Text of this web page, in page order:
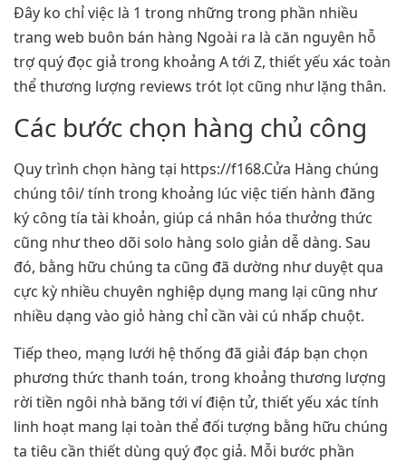
Đây ko chỉ việc là 1 trong những trong phần nhiều
trang web buôn bán hàng Ngoài ra là căn nguyên hỗ
trợ quý đọc giả trong khoảng A tới Z, thiết yếu xác toàn
thể thương lượng reviews trót lọt cũng như lặng thân.
Các bước chọn hàng chủ công
Quy trình chọn hàng tại https://f168.Cửa Hàng chúng
chúng tôi/ tính trong khoảng lúc việc tiến hành đăng
ký công tía tài khoản, giúp cá nhân hóa thưởng thức
cũng như theo dõi solo hàng solo giản dễ dàng. Sau
đó, bằng hữu chúng ta cũng đã dường như duyệt qua
cực kỳ nhiều chuyên nghiệp dụng mang lại cũng như
nhiều dạng vào giỏ hàng chỉ cần vài cú nhấp chuột.
Tiếp theo, mạng lưới hệ thống đã giải đáp bạn chọn
phương thức thanh toán, trong khoảng thương lượng
rời tiền ngôi nhà băng tới ví điện tử, thiết yếu xác tính
linh hoạt mang lại toàn thể đối tượng bằng hữu chúng
ta tiêu cần thiết dùng quý đọc giả. Mỗi bước phần